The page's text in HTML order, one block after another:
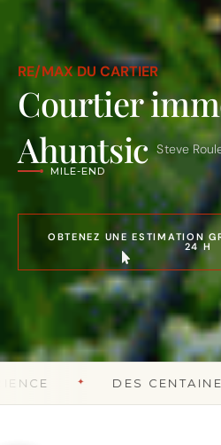
RE/MAX DU CARTIER
Courtier
Ahuntsic Steve
ROSEMONT – LA PETITE-
VILLERAY
PLATEAU MONT-ROYAL
OUTREMONT
VILLE MONT-ROYAL
AHUNTSIC-CARTIERVILLE
HOCHELAGA-MAISONNEUVE
LE SUD-OUEST
ROSEMONT – LA PETITE-
OBTENEZ UNE ESTIMATION
24 H
✦ DES CENTAINES DE